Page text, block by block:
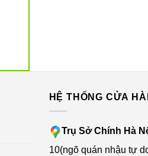
HỆ THỐNG CỬA
Trụ Sở Chính Hà
10(ngõ quán nhậu tự